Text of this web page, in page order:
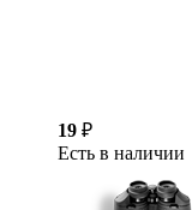
19 ₽
Есть в наличии